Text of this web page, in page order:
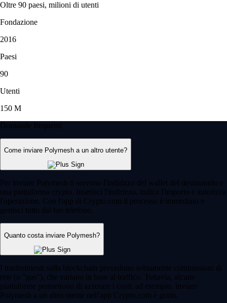
Oltre 90 paesi, milioni di utenti
Fondazione
2016
Paesi
90
Utenti
150 M
Domande frequenti
Come inviare Polymesh a un altro utente?
Per inviare Polymesh ti servono l'indirizzo del wallet del destinatario e
una piattaforma crypto. Inserisci l'indirizzo, indica l'importo e autorizza
l'operazione. Con l'app di Crypto.com il processo è immediato e
gestisci tutto dal tuo telefono.
Quanto costa inviare Polymesh?
I trasferimenti sulla blockchain prevedono solitamente commissioni di
rete (o "gas"), che variano in base al traffico. Tuttavia, alcune
piattaforme permettono di azzerare i costi: ad esempio, inviare
Polymesh a un altro utente nell'app Crypto.com è gratis.